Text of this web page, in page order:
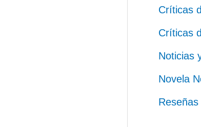
Críticas
Críticas
Noticias
Novela